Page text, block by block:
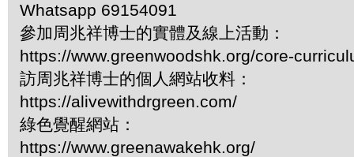
Whatsapp 69154091
參加周兆祥博士的實體及線上活動：
https://www.greenwoodshk.org/core-
訪周兆祥博士的個人網站收料：
https://alivewithdrgreen.com/
綠色覺醒網站：
https://www.greenawakehk.org/